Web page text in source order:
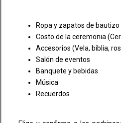
Ropa y zapatos de bautizo
Costo de la ceremonia
Accesorios (Vela, biblia,
Salón de eventos
Banquete y bebidas
Música
Recuerdos